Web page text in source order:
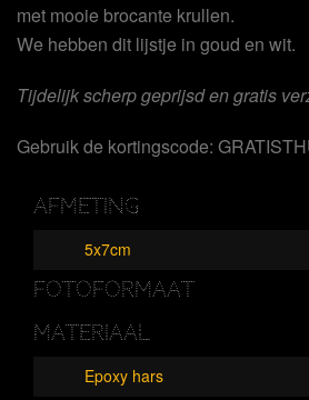
met mooie brocante krullen.
We hebben dit lijstje in goud en wit.
Tijdelijk scherp geprijsd en gratis
Gebruik de kortingscode:
AFMETING
5x7cm
FOTOFORMAAT
MATERIAAL
Epoxy hars